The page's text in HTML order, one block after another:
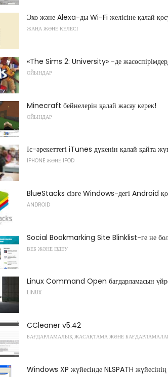
Эхо және Alexa-ды Wi-Fi желісіне қалай
ЖАҢА ЖӘНЕ КЕЛЕСІ
«The Sims 2: University» -де
ОЙЫНДАР
Minecraft бейнелерін қалай жасау керек!
ОЙЫНДАР
Іс-әрекеттегі iTunes дүкенін қалай қайта
IPHONE ЖӘНЕ IPOD
BlueStacks сізге Windows-дегі Android
ANDROID
Social Bookmarking Site Blinklist-ге не
ВЕБ ЖӘНЕ ІЗДЕУ
Linux Command Open бағдарламасын
LINUX
CCleaner v5.42
БАҒДАРЛАМАЛЫҚ ЖАСАҚТАМА ЖӘНЕ
Windows XP жүйесінде NLSPATH